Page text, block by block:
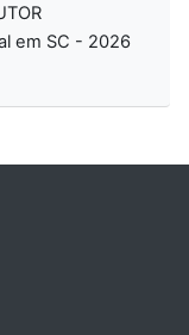
em SC - 2026